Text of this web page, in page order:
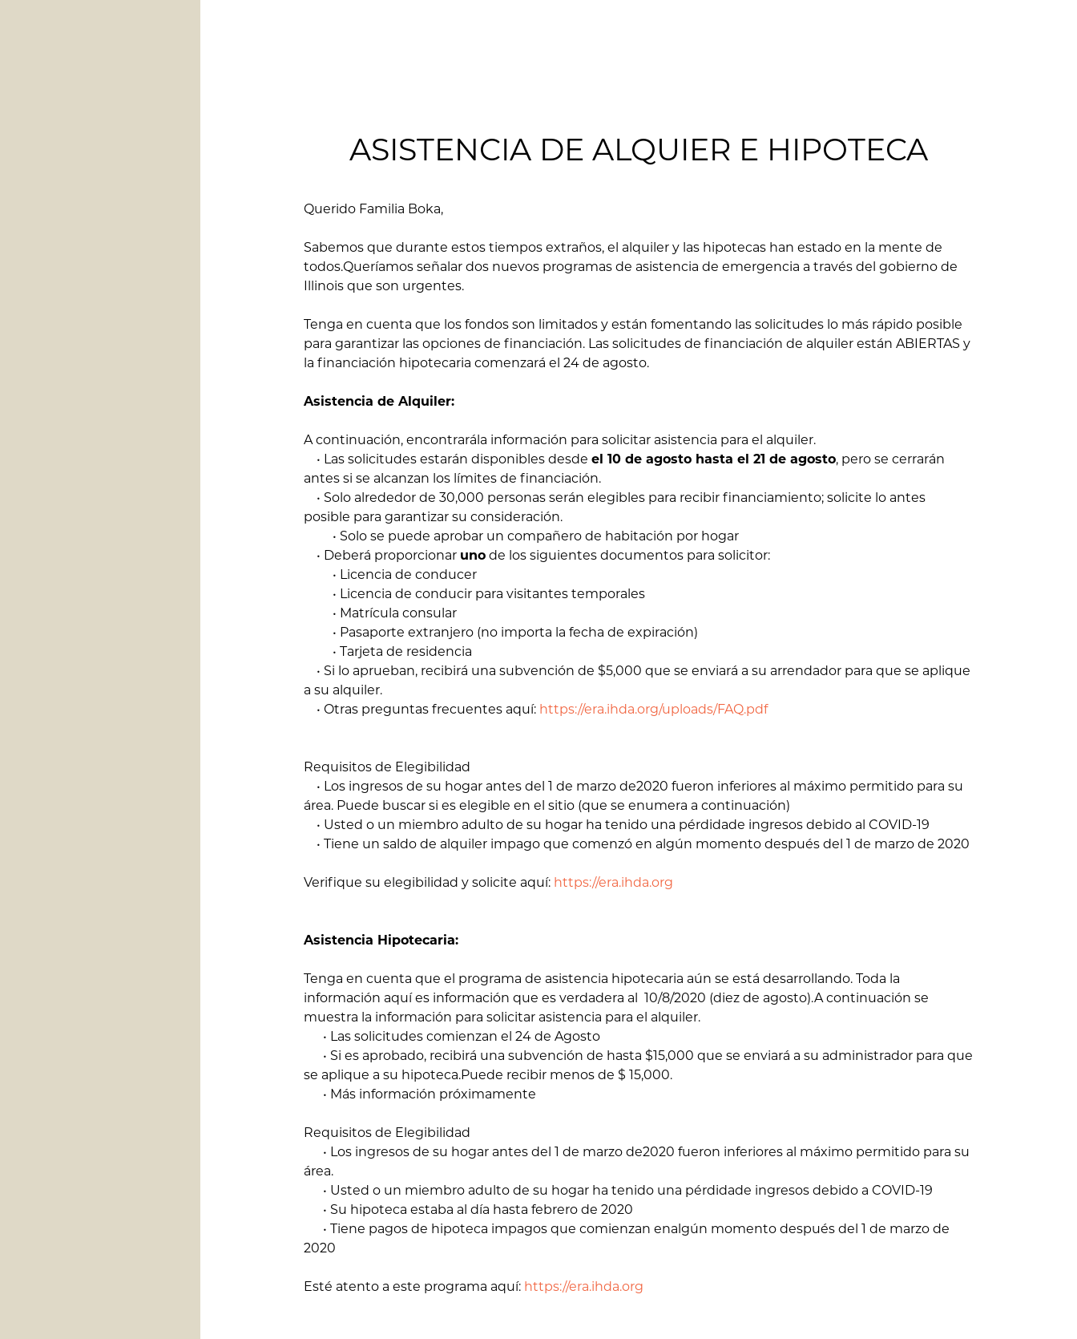
ASISTENCIA DE ALQUIER E HIPOTECA
Querido Familia Boka,
Sabemos que durante estos tiempos extraños, el alquiler y las hipotecas han estado en la mente de
todos.Queríamos señalar dos nuevos programas de asistencia de emergencia a través del gobierno de
Illinois que son urgentes.
Tenga en cuenta que los fondos son limitados y están fomentando las solicitudes lo más rápido posible
para garantizar las opciones de financiación. Las solicitudes de financiación de alquiler están ABIERTAS y
la financiación hipotecaria comenzará el 24 de agosto.
Asistencia de Alquiler:
A continuación, encontrarála información para solicitar asistencia para el alquiler.
• Las solicitudes estarán disponibles desdeel 10 de agosto hasta el 21 de agosto, pero se cerrarán
antes si se alcanzan los límites de financiación.
• Solo alrededor de 30,000 personas serán elegibles para recibir financiamiento; solicite lo antes
posible para garantizar su consideración.
• Solo se puede aprobar un compañero de habitación por hogar
• Deberá proporcionar uno de los siguientes documentos para solicitor:
• Licencia de conducer
• Licencia de conducir para visitantes temporales
• Matrícula consular
• Pasaporte extranjero (no importa la fecha de expiración)
• Tarjeta de residencia
• Si lo aprueban, recibirá una subvención de $5,000 que se enviará a su arrendador para que se aplique
a su alquiler.
• Otras preguntas frecuentes aquí: https://era.ihda.org/uploads/FAQ.pdf
Requisitos de Elegibilidad
• Los ingresos de su hogar antes del 1 de marzo de2020 fueron inferiores al máximo permitido para su
área. Puede buscar si es elegible en el sitio (que se enumera a continuación)
• Usted o un miembro adulto de su hogar ha tenido una pérdidade ingresos debido al COVID-19
• Tiene un saldo de alquiler impago que comenzó en algún momento después del 1 de marzo de 2020
Verifique su elegibilidad y solicite aquí: https://era.ihda.org
Asistencia Hipotecaria:
Tenga en cuenta que el programa de asistencia hipotecaria aún se está desarrollando. Toda la
información aquí es información que es verdadera al 10/8/2020 (diez de agosto).A continuación se
muestra la información para solicitar asistencia para el alquiler.
• Las solicitudes comienzan el 24 de Agosto
• Si es aprobado, recibirá una subvención de hasta $15,000 que se enviará a su administrador para que
se aplique a su hipoteca.Puede recibir menos de $ 15,000.
• Más información próximamente
Requisitos de Elegibilidad
• Los ingresos de su hogar antes del 1 de marzo de2020 fueron inferiores al máximo permitido para su
área.
• Usted o un miembro adulto de su hogar ha tenido una pérdidade ingresos debido a COVID-19
• Su hipoteca estaba al día hasta febrero de 2020
• Tiene pagos de hipoteca impagos que comienzan enalgún momento después del 1 de marzo de
2020
Esté atento a este programa aquí: https://era.ihda.org